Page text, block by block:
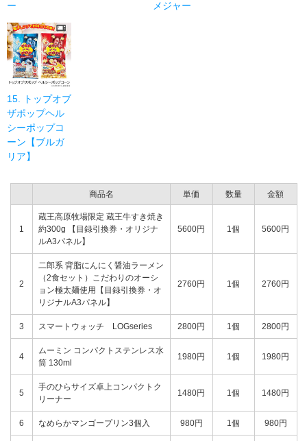
ー
メジャー
15. トップオブ
ザポップヘル
シーポップコ
ーン【ブルガ
リア】
商品名 単価 数量 金額
1
蔵王高原牧場限定 蔵王牛すき焼き
約300g 【目録引換券・オリジナ
ルA3パネル】
5600円 1個 5600円
2
二郎系 背脂にんにく醤油ラーメン
（2食セット）こだわりのオーシ
ョン極太麺使用【目録引換券・オ
リジナルA3パネル】
2760円 1個 2760円
3 スマートウォッチ LOGseries 2800円 1個 2800円
4
ムーミン コンパクトステンレス水
筒 130ml
1980円 1個 1980円
5
手のひらサイズ卓上コンパクトク
リーナー
1480円 1個 1480円
6 なめらかマンゴープリン3個入 980円 1個 980円